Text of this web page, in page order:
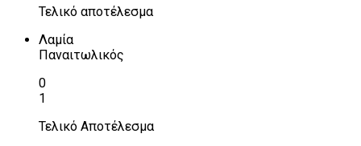
Τελικό αποτέλεσμα
Λαμία
Παναιτωλικός
0
1
Τελικό Αποτέλεσμα